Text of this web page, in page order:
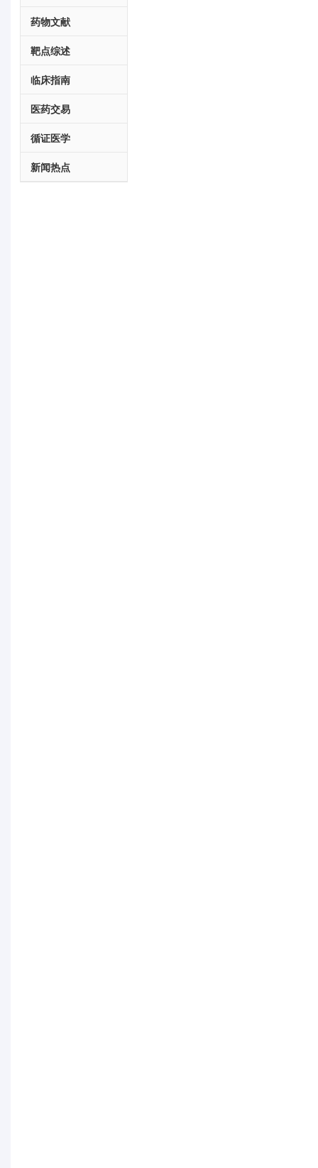
药物文献
靶点综述
临床指南
医药交易
循证医学
新闻热点